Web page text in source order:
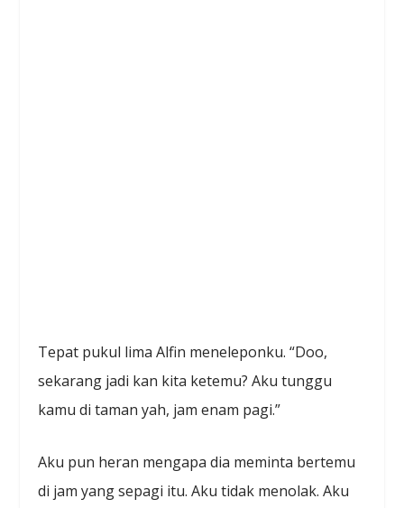
Tepat pukul lima Alfin meneleponku. “Doo,
sekarang jadi kan kita ketemu? Aku tunggu
kamu di taman yah, jam enam pagi.”
Aku pun heran mengapa dia meminta bertemu
di jam yang sepagi itu. Aku tidak menolak. Aku